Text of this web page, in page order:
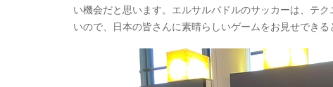
い機会だと思います。エルサルバドルのサッカーは、テ
いので、日本の皆さんに素晴らしいゲームをお見せできる